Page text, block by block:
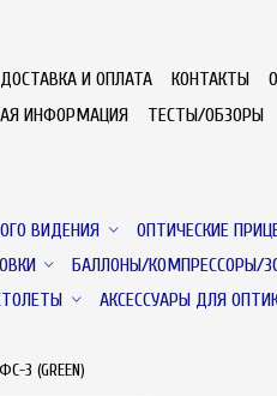
ДОСТАВКА И ОПЛАТА КОНТАКТЫ
ИНФОРМАЦИЯ
ТЕСТЫ/ОБЗОРЫ
ВИДЕНИЯ ОПТИЧЕСКИЕ
БАЛЛОНЫ/КОМПРЕССОРЫ/
АКСЕССУАРЫ ДЛЯ
3 (GREEN)